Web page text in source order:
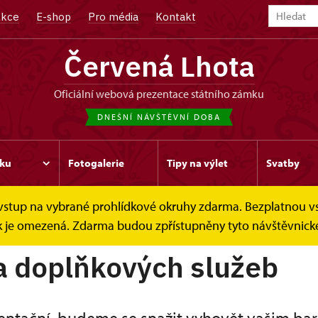
E-shop Pro média Kontakt
Červená Lhota
oficiální webová prezentace státního zámku
DNEŠNÍ NÁVŠTĚVNÍ DOBA
Fotogalerie Tipy na výlet Svatby
na vybrané prohlídkové okruhy zdarma. Bezplatnou
omezená. Zdarma budou zpřístupněny tyto
obřadů
doplňkových služeb